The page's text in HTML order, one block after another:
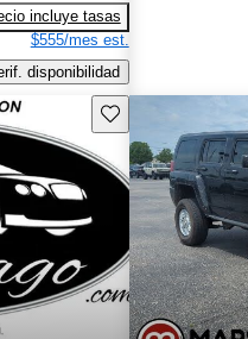
incluye tasas
$555/mes est.
disponibilidad
Guarda este Aviso